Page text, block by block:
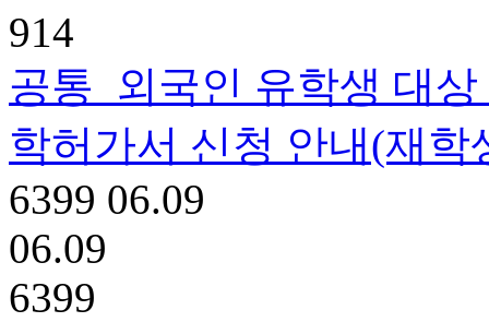
914
공통
외국인 유학생 대
학허가서 신청 안내(재
6399 06.09
06.09
6399